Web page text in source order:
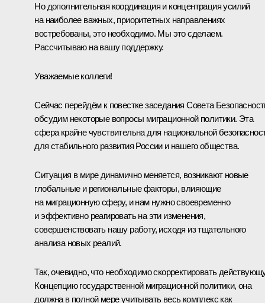
Но дополнительная координация и концентрация усилий
на наиболее важных, приоритетных направлениях
востребованы, это необходимо. Мы это сделаем.
Рассчитываю на вашу поддержку.
Уважаемые коллеги!
Сейчас перейдём к повестке заседания Совета
обсудим некоторые вопросы миграционной политики. Эта
сфера крайне чувствительна для национальной
для стабильного развития России и нашего общества.
Ситуация в мире динамично меняется, возникают новые
глобальные и региональные факторы, влияющие
на миграционную сферу, и нам нужно своевременно
и эффективно реагировать на эти изменения,
совершенствовать нашу работу, исходя из тщательного
анализа новых реалий.
Так, очевидно, что необходимо скорректировать
Концепцию государственной миграционной политики, она
должна в полной мере учитывать весь комплекс как